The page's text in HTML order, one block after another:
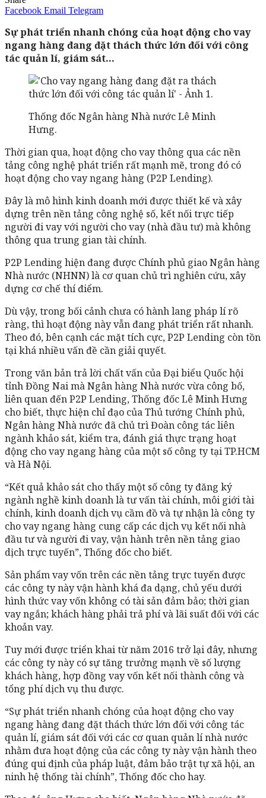
Facebook Email Telegram
Sự phát triển nhanh chóng của hoạt động cho vay
ngang hàng đang đặt thách thức lớn đối với công
tác quản lí, giám sát…
Thống đốc Ngân hàng Nhà nước Lê Minh
Hưng.
Thời gian qua, hoạt động cho vay thông qua các nền
tảng công nghệ phát triển rất mạnh mẽ, trong đó có
hoạt động cho vay ngang hàng (P2P Lending).
Đây là mô hình kinh doanh mới được thiết kế và xây
dựng trên nền tảng công nghệ số, kết nối trực tiếp
người đi vay với người cho vay (nhà đầu tư) mà không
thông qua trung gian tài chính.
P2P Lending hiện đang được Chính phủ giao Ngân hàng
Nhà nước (NHNN) là cơ quan chủ trì nghiên cứu, xây
dựng cơ chế thí điểm.
Dù vậy, trong bối cảnh chưa có hành lang pháp lí rõ
ràng, thì hoạt động này vẫn đang phát triển rất nhanh.
Theo đó, bên cạnh các mặt tích cực, P2P Lending còn tồn
tại khá nhiều vấn đề cần giải quyết.
Trong văn bản trả lời chất vấn của Đại biểu Quốc hội
tỉnh Đồng Nai mà Ngân hàng Nhà nước vừa công bố,
liên quan đến P2P Lending, Thống đốc Lê Minh Hưng
cho biết, thực hiện chỉ đạo của Thủ tướng Chính phủ,
Ngân hàng Nhà nước đã chủ trì Đoàn công tác liên
ngành khảo sát, kiểm tra, đánh giá thực trạng hoạt
động cho vay ngang hàng của một số công ty tại TP.HCM
và Hà Nội.
“Kết quả khảo sát cho thấy một số công ty đăng ký
ngành nghề kinh doanh là tư vấn tài chính, môi giới tài
chính, kinh doanh dịch vụ cầm đồ và tự nhận là công ty
cho vay ngang hàng cung cấp các dịch vụ kết nối nhà
đầu tư và người đi vay, vận hành trên nền tảng giao
dịch trực tuyến”, Thống đốc cho biết.
Sản phẩm vay vốn trên các nền tảng trực tuyến được
các công ty này vận hành khá đa dạng, chủ yếu dưới
hình thức vay vốn không có tài sản đảm bảo; thời gian
vay ngắn; khách hàng phải trả phí và lãi suất đối với các
khoản vay.
Tuy mới được triển khai từ năm 2016 trở lại đây, nhưng
các công ty này có sự tăng trưởng mạnh về số lượng
khách hàng, hợp đồng vay vốn kết nối thành công và
tổng phí dịch vụ thu được.
“Sự phát triển nhanh chóng của hoạt động cho vay
ngang hàng đang đặt thách thức lớn đối với công tác
quản lí, giám sát đối với các cơ quan quản lí nhà nước
nhằm đưa hoạt động của các công ty này vận hành theo
đúng qui định của pháp luật, đảm bảo trật tự xã hội, an
ninh hệ thống tài chính”, Thống đốc cho hay.